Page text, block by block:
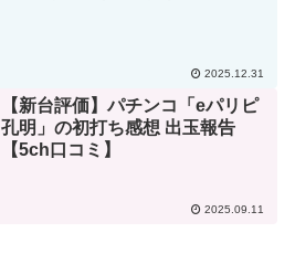
2025.12.31
【新台評価】パチンコ「eパリピ
孔明」の初打ち感想 出玉報告
【5ch口コミ】
2025.09.11